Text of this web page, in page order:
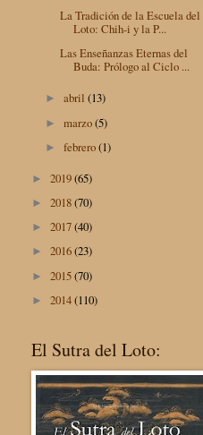
La Tradición de la Escuela del
Loto: Chih-i y la P...
Las Enseñanzas Eternas del
Buda: Prólogo al Ciclo ...
►abril(13)
►marzo(5)
►febrero(1)
► 2019(65)
► 2018(70)
► 2017(40)
► 2016(23)
► 2015(70)
► 2014(110)
El Sutra del Loto: